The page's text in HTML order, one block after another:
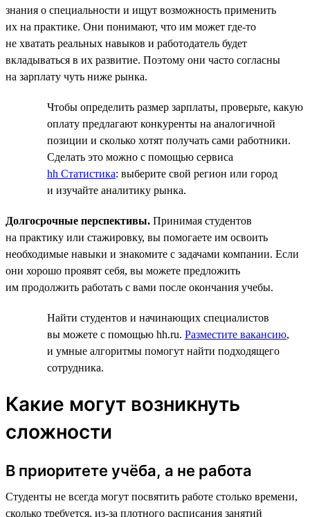
знания о специальности и ищут возможность применить
их на практике. Они понимают, что им может где-то
не хватать реальных навыков и работодатель будет
вкладываться в их развитие. Поэтому они часто согласны
на зарплату чуть ниже рынка.
Чтобы определить размер зарплаты, проверьте, какую
оплату предлагают конкуренты на аналогичной
позиции и сколько хотят получать сами работники.
Сделать это можно с помощью сервиса
hh Статистика: выберите свой регион или город
и изучайте аналитику рынка.
Долгосрочные перспективы. Принимая студентов
на практику или стажировку, вы помогаете им освоить
необходимые навыки и знакомите с задачами компании. Если
они хорошо проявят себя, вы можете предложить
им продолжить работать с вами после окончания учебы.
Найти студентов и начинающих специалистов
вы можете с помощью hh.ru. Разместите вакансию,
и умные алгоритмы помогут найти подходящего
сотрудника.
Какие могут возникнуть
сложности
В приоритете учёба, а не работа
Студенты не всегда могут посвятить работе столько времени,
сколько требуется, из-за плотного расписания занятий